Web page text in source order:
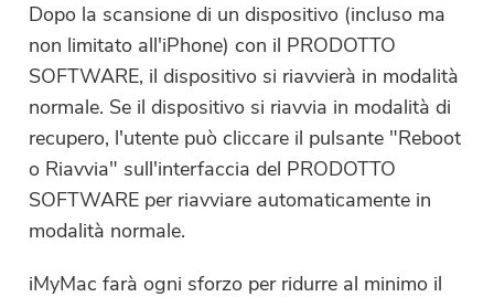
Dopo la scansione di un dispositivo (incluso ma
non limitato all'iPhone) con il PRODOTTO
SOFTWARE, il dispositivo si riavvierà in modalità
normale. Se il dispositivo si riavvia in modalità di
recupero, l'utente può cliccare il pulsante "Reboot
o Riavvia" sull'interfaccia del PRODOTTO
SOFTWARE per riavviare automaticamente in
modalità normale.
iMyMac farà ogni sforzo per ridurre al minimo il